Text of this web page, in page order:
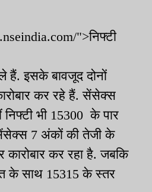
">निफ्टी
हैं. इसके बावजूद दोनों
कर रहे हैं. सेंसेक्स
निफ्टी भी 15300 के पार
7 अंकों की तेजी के
कर रहा है. जबकि
के साथ 15315 के स्तर